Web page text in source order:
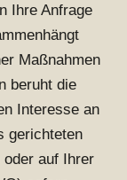
Ihre Anfrage
Maßnahmen
beruht die
Interesse an
gerichteten
auf Ihrer